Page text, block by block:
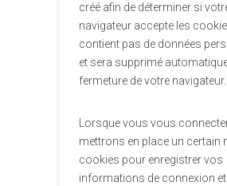
créé afin de déterminer si
navigateur accepte les
contient pas de données
et sera supprimé
fermeture de votre navigateur.
Lorsque vous vous
mettrons en place un certain
cookies pour enregistrer vos
informations de connexion